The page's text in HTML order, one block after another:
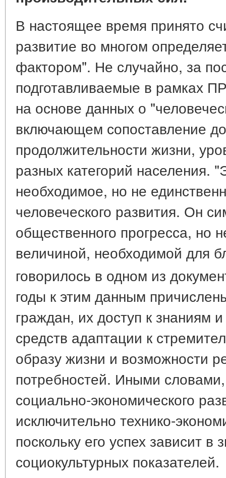
В настоящее время принято
развитие во многом
фактором". Не случайно, за
подготавливаемые в рамках
на основе данных о
включающем сопоставление
продолжительности жизни,
разных категорий населения.
необходимое, но не
человеческого развития. Он
общественного прогресса, но
величиной, необходимой для
говорилось в одном из
годы к этим данным
граждан, их доступ к
средств адаптации к
образу жизни и возможности
потребностей. Иными
социально-экономического
исключительно технико-
поскольку его успех зависит в
социокультурных показателей.